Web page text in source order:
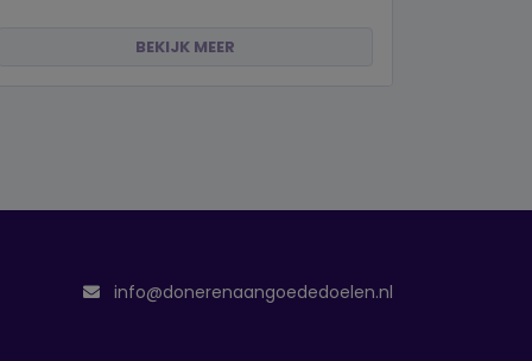
BEKIJK MEER
info@donerenaangoededoelen.nl